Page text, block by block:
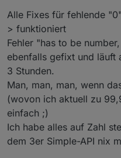
Alle Fixes für fehlende
> funktioniert
Fehler "has to be
ebenfalls gefixt und läuft
3 Stunden.
Man, man, man, wenn
(wovon ich aktuell zu
einfach ;)
Ich habe alles auf Zahl
dem 3er Simple-API nix